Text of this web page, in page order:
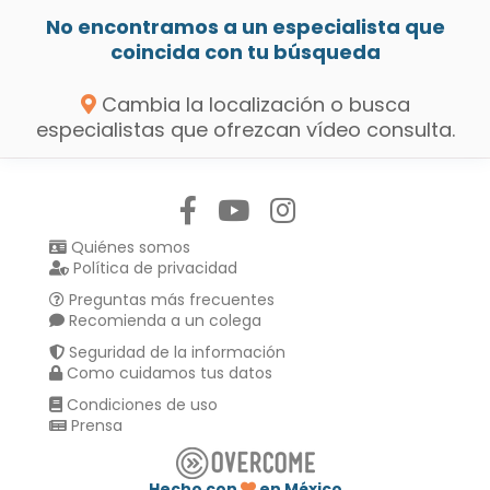
No encontramos a un especialista que
coincida con tu búsqueda
Cambia la localización o busca
especialistas que ofrezcan vídeo consulta.
Quiénes somos
Política de privacidad
Preguntas más frecuentes
Recomienda a un colega
Seguridad de la información
Como cuidamos tus datos
Condiciones de uso
Prensa